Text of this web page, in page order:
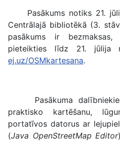
Pasākums notiks 21.
Centrālajā bibliotēkā (3.
pasākums ir
pieteikties līdz 21. jūlija
ej.uz/OSMkartesana.
Pasākuma
praktisko kartēšanu,
portatīvos datorus ar
(Java OpenStreetMap Editor